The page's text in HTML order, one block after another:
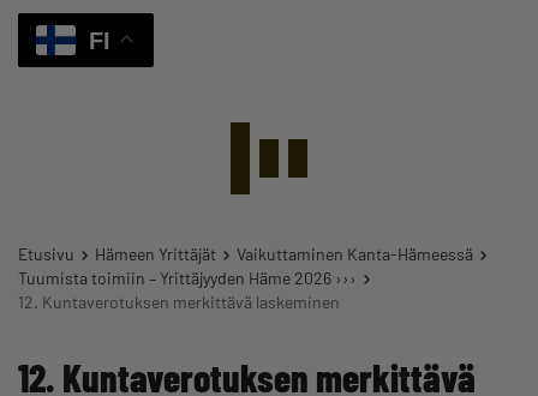
FI
Etusivu Hämeen Yrittäjät
Vaikuttaminen Kanta-Hämeessä
Tuumista toimiin – Yrittäjyyden Häme 2026 ›››
12. Kuntaverotuksen merkittävä laskeminen
12. Kuntaverotuksen merkittävä